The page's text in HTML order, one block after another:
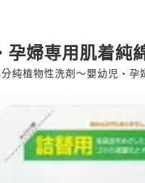
孕婦専用肌着純
純植物性洗剤～嬰幼児・